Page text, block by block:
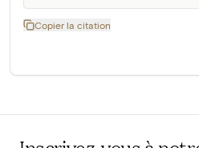
Copier la citation